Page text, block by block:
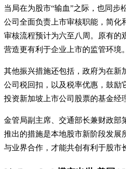
当局在为股市“输血”之际，也同步
公司全面负责上市审核职能，简化
审核流程预计为六至八周。原有的
营造更有利于企业上市的监管环境。
其他振兴措施还包括，政府为在新
公司税回扣，以及税率优惠，鼓励
投资新加坡上市公司股票的基金经
金管局副主席、交通部长兼财政部
推出的措施是本地股市新阶段发展
与业界合作，才能共创有利于股市